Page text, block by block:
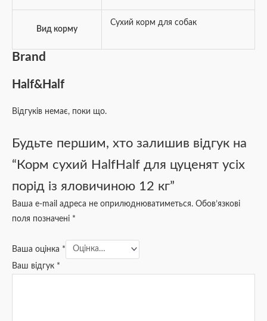
Вид корму
Сухий корм для собак
Brand
Half&Half
Відгуків немає, поки що.
Будьте першим, хто залишив відгук на
“Корм сухий HalfHalf для цуценят усіх
порід із яловичиною 12 кг”
Ваша e-mail адреса не оприлюднюватиметься. Обов’язкові
поля позначені *
Ваша оцінка *
Ваш відгук *